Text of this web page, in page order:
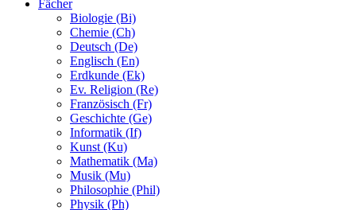
Fächer
Biologie (Bi)
Chemie (Ch)
Deutsch (De)
Englisch (En)
Erdkunde (Ek)
Ev. Religion (Re)
Französisch (Fr)
Geschichte (Ge)
Informatik (If)
Kunst (Ku)
Mathematik (Ma)
Musik (Mu)
Philosophie (Phil)
Physik (Ph)